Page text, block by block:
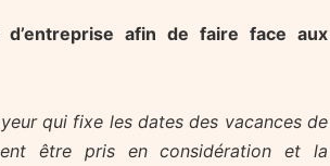
d’entreprise afin de faire face aux
qui fixe les dates des vacances de
être pris en considération et la